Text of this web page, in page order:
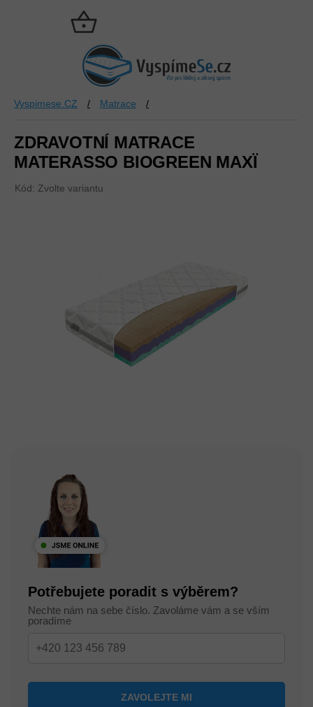
NÁKUPNÍ
KOŠÍK
Vyspimese.CZ / Matrace /
ZDRAVOTNÍ MATRACE
MATERASSO BIOGREEN MAXÏ
Kód: Zvolte variantu
Potřebujete poradit s výběrem?
Nechte nám na sebe číslo. Zavoláme vám a se vším
poradíme